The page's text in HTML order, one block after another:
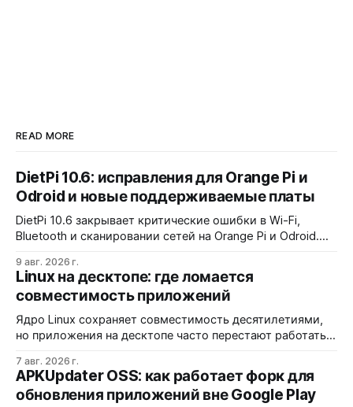
READ MORE
DietPi 10.6: исправления для Orange Pi и
Odroid и новые поддерживаемые платы
DietPi 10.6 закрывает критические ошибки в Wi-Fi,
Bluetooth и сканировании сетей на Orange Pi и Odroid.
M1/M1S/M2, но для Allwinner A733 используется
вендорская ветка ядра.
9 авг. 2026 г.
Linux на десктопе: где ломается
совместимость приложений
Ядро Linux сохраняет совместимость десятилетиями,
но приложения на десктопе часто перестают работать
Разработчики обвиняют GNOME и дистрибутивы в
создании искусственных барьеров, а пользователи
платят за это нестабильностью.
7 авг. 2026 г.
APKUpdater OSS: как работает форк для
обновления приложений вне Google Play